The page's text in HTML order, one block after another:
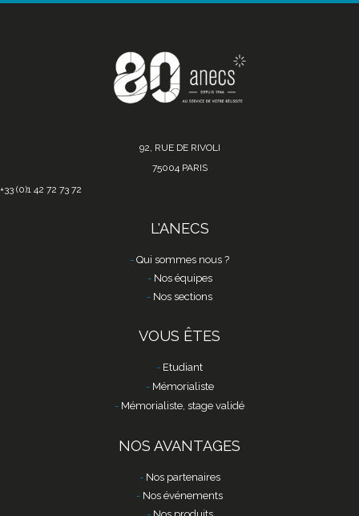
92, RUE DE RIVOLI
75004 PARIS
+33 (0)1 42 72 73 72
L'ANECS
Qui sommes nous ?
Nos équipes
Nos sections
VOUS ÊTES
Etudiant
Mémorialiste
Mémorialiste, stage validé
NOS AVANTAGES
Nos partenaires
Nos événements